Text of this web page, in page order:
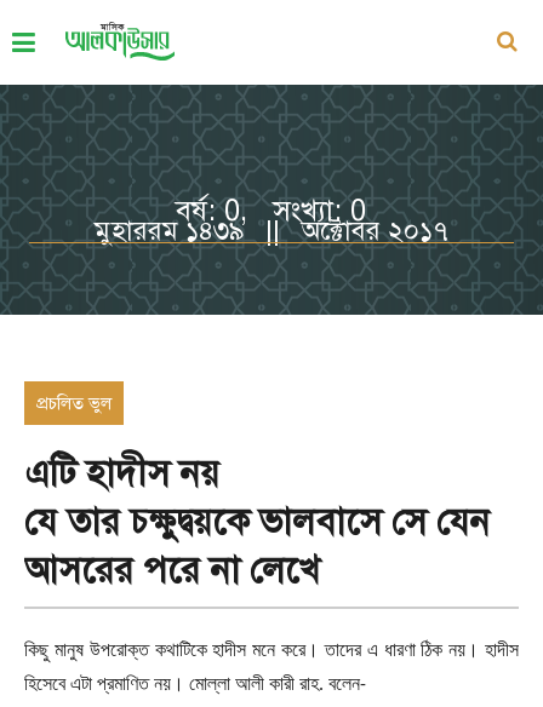
বর্ষ: 0, সংখ্যা: 0
মুহাররম ১৪৩৯ || অক্টোবর ২০১৭
প্রচলিত ভুল
এটি হাদীস নয়
যে তার চক্ষুদ্বয়কে ভালবাসে সে যেন
আসরের পরে না লেখে
কিছু মানুষ উপরোক্ত কথাটিকে হাদীস মনে করে। তাদের এ ধারণা ঠিক নয়। হাদীস
হিসেবে এটা প্রমাণিত নয়। মোল্লা আলী কারী রাহ. বলেন-